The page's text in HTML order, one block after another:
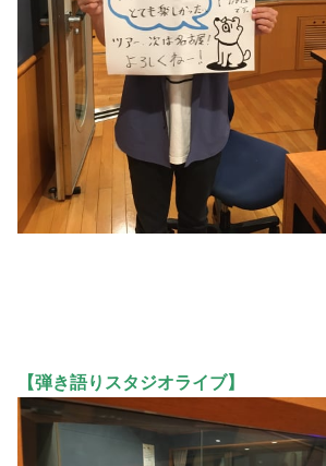
【弾き語りスタジオライブ】